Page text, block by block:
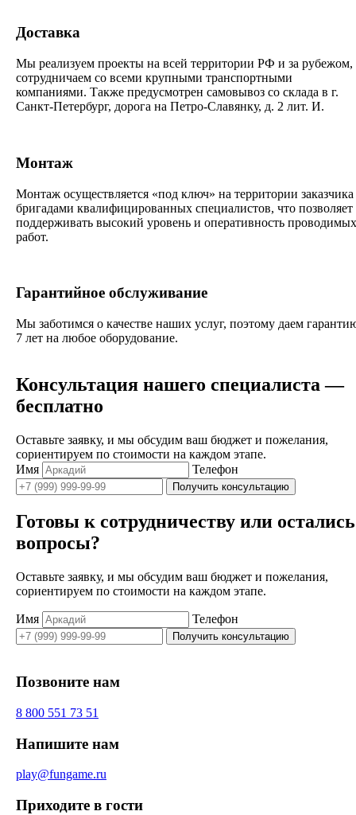
Доставка
Мы реализуем проекты на всей территории РФ и за рубежом,
сотрудничаем со всеми крупными транспортными
компаниями. Также предусмотрен самовывоз со склада в г.
Санкт-Петербург, дорога на Петро-Славянку, д. 2 лит. И.
Монтаж
Монтаж осуществляется «под ключ» на территории заказчика
бригадами квалифицированных специалистов, что позволяет
поддерживать высокий уровень и оперативность проводимых
работ.
Гарантийное обслуживание
Мы заботимся о качестве наших услуг, поэтому даем
7 лет на любое оборудование.
Консультация нашего специалиста —
бесплатно
Оставьте заявку, и мы обсудим ваш бюджет и пожелания,
сориентируем по стоимости на каждом этапе.
Имя
Телефон
Получить консультацию
Готовы к сотрудничеству или остались
вопросы?
Оставьте заявку, и мы обсудим ваш бюджет и пожелания,
сориентируем по стоимости на каждом этапе.
Имя Телефон
Получить консультацию
Позвоните нам
8 800 551 73 51
Напишите нам
play@fungame.ru
Приходите в гости